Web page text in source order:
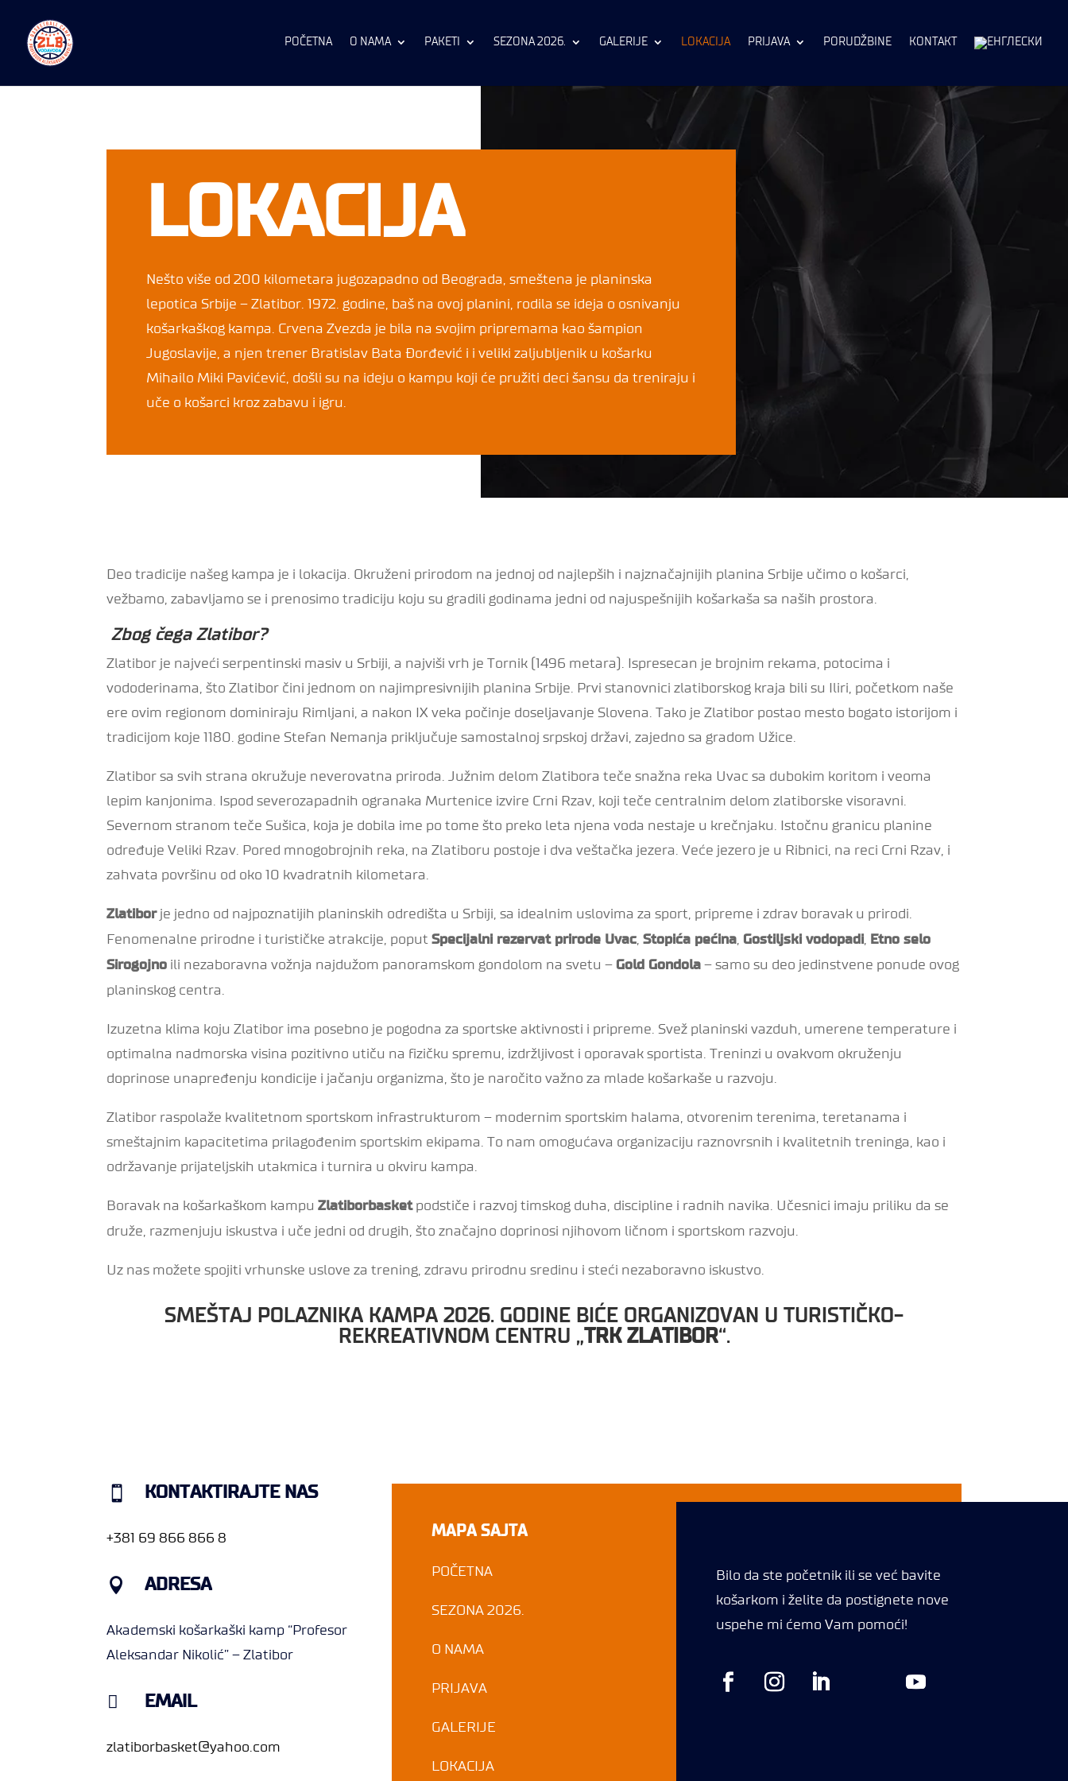
POČETNA O NAMA PAKETI SEZONA 2026. GALERIJE LOKACIJA PRIJAVA PORUDŽBINE KONTAKT
LOKACIJA
Nešto više od 200 kilometara jugozapadno od Beograda, smeštena je planinska
lepotica Srbije – Zlatibor. 1972. godine, baš na ovoj planini, rodila se ideja o osnivanju
košarkaškog kampa. Crvena Zvezda je bila na svojim pripremama kao šampion
Jugoslavije, a njen trener Bratislav Bata Đorđević i i veliki zaljubljenik u košarku
Mihailo Miki Pavićević, došli su na ideju o kampu koji će pružiti deci šansu da treniraju i
uče o košarci kroz zabavu i igru.
Deo tradicije našeg kampa je i lokacija. Okruženi prirodom na jednoj od najlepših i najznačajnijih planina Srbije učimo o košarci,
vežbamo, zabavljamo se i prenosimo tradiciju koju su gradili godinama jedni od najuspešnijih košarkaša sa naših prostora.
Zbog čega Zlatibor?
Zlatibor je najveći serpentinski masiv u Srbiji, a najviši vrh je Tornik (1496 metara). Ispresecan je brojnim rekama, potocima i
vododerinama, što Zlatibor čini jednom on najimpresivnijih planina Srbije. Prvi stanovnici zlatiborskog kraja bili su Iliri, početkom naše
ere ovim regionom dominiraju Rimljani, a nakon IX veka počinje doseljavanje Slovena. Tako je Zlatibor postao mesto bogato istorijom i
tradicijom koje 1180. godine Stefan Nemanja priključuje samostalnoj srpskoj državi, zajedno sa gradom Užice.
Zlatibor sa svih strana okružuje neverovatna priroda. Južnim delom Zlatibora teče snažna reka Uvac sa dubokim koritom i veoma
lepim kanjonima. Ispod severozapadnih ogranaka Murtenice izvire Crni Rzav, koji teče centralnim delom zlatiborske visoravni.
Severnom stranom teče Sušica, koja je dobila ime po tome što preko leta njena voda nestaje u krečnjaku. Istočnu granicu planine
određuje Veliki Rzav. Pored mnogobrojnih reka, na Zlatiboru postoje i dva veštačka jezera. Veće jezero je u Ribnici, na reci Crni Rzav, i
zahvata površinu od oko 10 kvadratnih kilometara.
Zlatiborje jedno od najpoznatijih planinskih odredišta u Srbiji, sa idealnim uslovima za sport, pripreme i zdrav boravak u prirodi.
Fenomenalne prirodne i turističke atrakcije, poputSpecijalni rezervat prirode Uvac ,Stopića pećina Gostiljski vodopadi
Etno selo
Sirogojno ili nezaboravna vožnja najdužom panoramskom gondolom na svetu – Gold Gondola – samo su deo jedinstvene ponude ovog
planinskog centra.
Izuzetna klima koju Zlatibor ima posebno je pogodna za sportske aktivnosti i pripreme. Svež planinski vazduh, umerene temperature i
optimalna nadmorska visina pozitivno utiču na fizičku spremu, izdržljivost i oporavak sportista. Treninzi u ovakvom okruženju
doprinose unapređenju kondicije i jačanju organizma, što je naročito važno za mlade košarkaše u razvoju.
Zlatibor raspolaže kvalitetnom sportskom infrastrukturom – modernim sportskim halama, otvorenim terenima, teretanama i
smeštajnim kapacitetima prilagođenim sportskim ekipama. To nam omogućava organizaciju raznovrsnih i kvalitetnih treninga, kao i
održavanje prijateljskih utakmica i turnira u okviru kampa.
Boravak na košarkaškom kampuZlatiborbasketpodstiče i razvoj timskog duha, discipline i radnih navika. Učesnici imaju priliku da se
druže, razmenjuju iskustva i uče jedni od drugih, što značajno doprinosi njihovom ličnom i sportskom razvoju.
Uz nas možete spojiti vrhunske uslove za trening, zdravu prirodnu sredinu i steći nezaboravno iskustvo.
SMEŠTAJ POLAZNIKA KAMPA 2026. GODINE BIĆE ORGANIZOVAN U TURISTIČKO-
REKREATIVNOM CENTRU „TRK ZLATIBOR“.
 KONTAKTIRAJTE NAS
+381 69 866 866 8
 ADRESA
Akademski košarkaški kamp “Profesor
Aleksandar Nikolić” – Zlatibor
 EMAIL
zlatiborbasket@yahoo.com
MAPA SAJTA
POČETNA
SEZONA 2026.
O NAMA
PRIJAVA
GALERIJE
LOKACIJA
Bilo da ste početnik ili se već bavite
košarkom i želite da postignete nove
uspehe mi ćemo Vam pomoći!